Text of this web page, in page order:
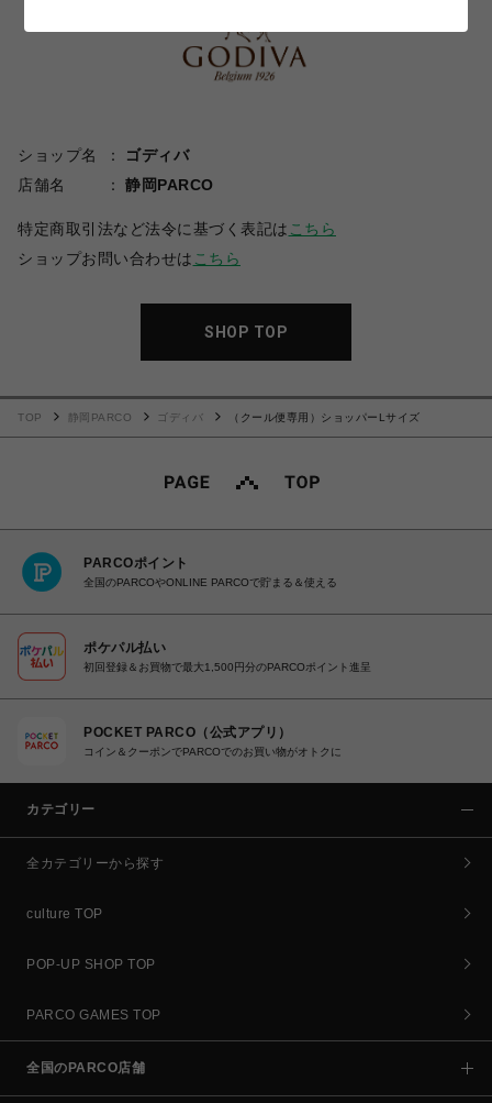
ショップ名
ゴディバ
店舗名
静岡PARCO
特定商取引法など法令に基づく表記は こちら
ショップお問い合わせは こちら
SHOP TOP
TOP 静岡PARCO ゴディバ （クール便専用）ショッパーLサイズ
PARCOポイント
全国のPARCOやONLINE PARCOで貯まる＆使える
ポケパル払い
初回登録＆お買物で最大1,500円分のPARCOポイント進呈
POCKET PARCO（公式アプリ）
コイン＆クーポンでPARCOでのお買い物がオトクに
カテゴリー
全カテゴリーから探す
culture TOP
POP-UP SHOP TOP
PARCO GAMES TOP
全国のPARCO店舗